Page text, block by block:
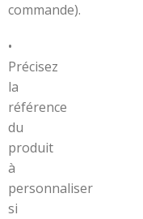
commande).
•
Précisez
la
référence
du
produit
à
personnaliser
si